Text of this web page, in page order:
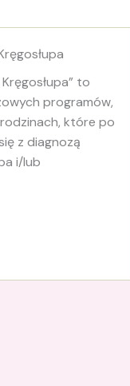
to
programów,
które po
z diagnozą
i/lub